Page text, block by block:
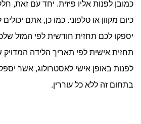
כמובן לפנות אליו פיזית. יחד עם זאת,
כיום מקוון או טלפוני. כמו כן, אתם
יספקו לכם תחזית חודשית לפי המזל
תחזית אישית לפי תאריך הלידה
לפנות באופן אישי לאסטרולוג, אשר
בתחום זה ללא כל עוררין.